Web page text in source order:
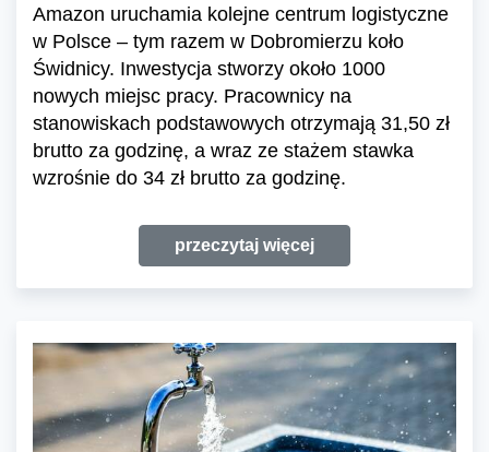
Amazon uruchamia kolejne centrum logistyczne
w Polsce – tym razem w Dobromierzu koło
Świdnicy. Inwestycja stworzy około 1000
nowych miejsc pracy. Pracownicy na
stanowiskach podstawowych otrzymają 31,50 zł
brutto za godzinę, a wraz ze stażem stawka
wzrośnie do 34 zł brutto za godzinę.
przeczytaj więcej